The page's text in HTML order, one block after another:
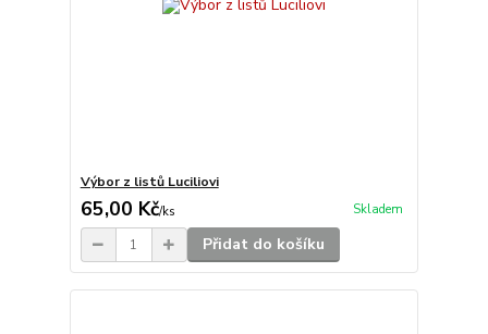
Výbor z listů Luciliovi
65,00 Kč/ks Skladem
Přidat do košíku